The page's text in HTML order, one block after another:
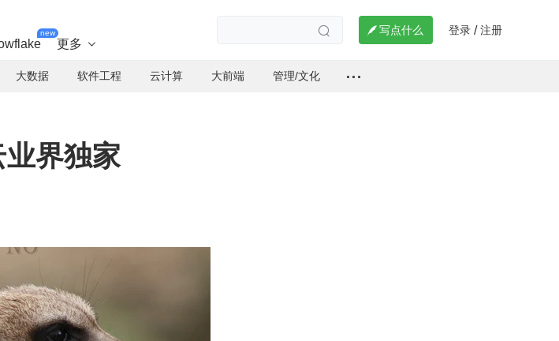
new
更多 
  写点什么 登录 / 注册
大数据 软件工程 云计算 大前端 管理/文化
界独家